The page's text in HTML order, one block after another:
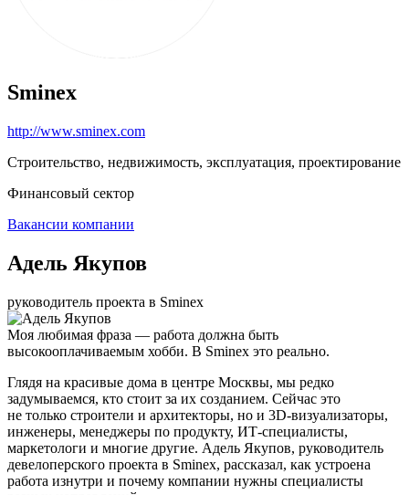
Sminex
http://www.sminex.com
Строительство, недвижимость, эксплуатация, проектирование
Финансовый сектор
Вакансии компании
Адель Якупов
руководитель проекта в Sminex
Моя любимая фраза — работа должна быть
высокооплачиваемым хобби. В Sminex это реально.
Глядя на красивые дома в центре Москвы, мы редко
задумываемся, кто стоит за их созданием. Сейчас это
не только строители и архитекторы, но и 3D-визуализаторы,
инженеры, менеджеры по продукту, ИТ-специалисты,
маркетологи и многие другие. Адель Якупов, руководитель
девелоперского проекта в Sminex, рассказал, как устроена
работа изнутри и почему компании нужны специалисты